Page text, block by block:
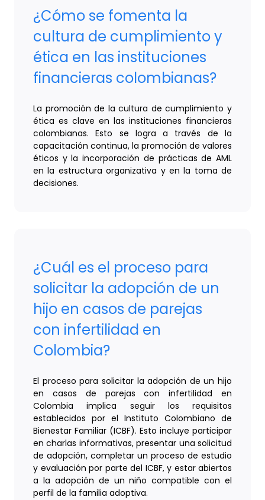
¿Cómo se fomenta la
cultura de cumplimiento y
ética en las instituciones
financieras colombianas?
La promoción de la cultura de cumplimiento y
ética es clave en las instituciones financieras
colombianas. Esto se logra a través de la
capacitación continua, la promoción de valores
éticos y la incorporación de prácticas de AML
en la estructura organizativa y en la toma de
decisiones.
¿Cuál es el proceso para
solicitar la adopción de un
hijo en casos de parejas
con infertilidad en
Colombia?
El proceso para solicitar la adopción de un hijo
en casos de parejas con infertilidad en
Colombia implica seguir los requisitos
establecidos por el Instituto Colombiano de
Bienestar Familiar (ICBF). Esto incluye participar
en charlas informativas, presentar una solicitud
de adopción, completar un proceso de estudio
y evaluación por parte del ICBF, y estar abiertos
a la adopción de un niño compatible con el
perfil de la familia adoptiva.